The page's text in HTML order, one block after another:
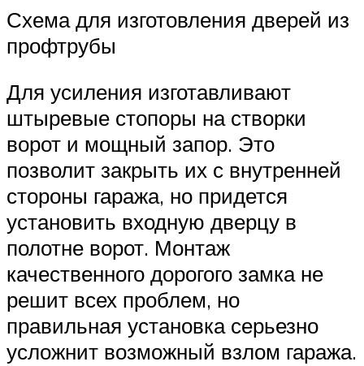
Схема для изготовления дверей из
профтрубы
Для усиления изготавливают
штыревые стопоры на створки
ворот и мощный запор. Это
позволит закрыть их с внутренней
стороны гаража, но придется
установить входную дверцу в
полотне ворот. Монтаж
качественного дорогого замка не
решит всех проблем, но
правильная установка серьезно
усложнит возможный взлом гаража.